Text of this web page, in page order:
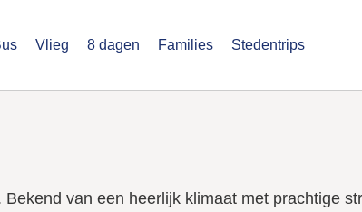
Vlieg 8 dagen Families Stedentrips
van een heerlijk klimaat met prachtige